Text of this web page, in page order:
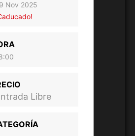
Nov 2025
Libre